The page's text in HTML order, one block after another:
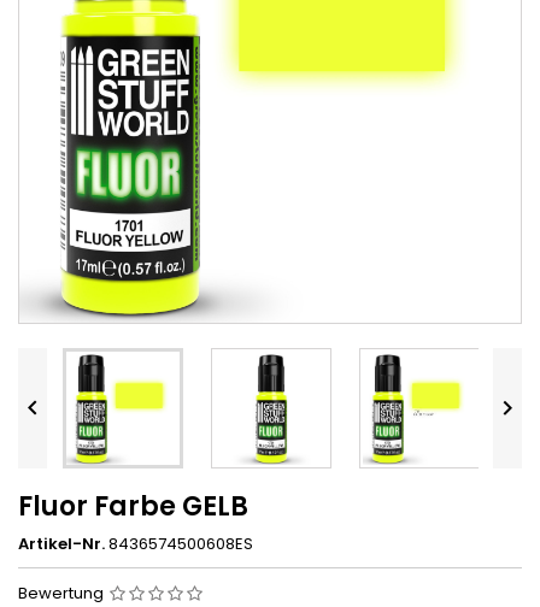
 
Fluor Farbe GELB
Artikel-Nr.8436574500608ES
Bewertung